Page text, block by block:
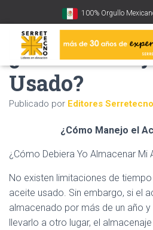
100% Orgullo
¿Cómo
Usado?
Publicado por Editores Serretecno
¿Cómo Manejo el
¿Cómo Debiera Yo Almacenar Mi
No existen limitaciones de
aceite usado. Sin embargo, si el
almacenado por más de un año
llevarlo a otro lugar, el